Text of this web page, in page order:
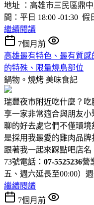
地址 ：高雄市三民區鼎
間：平日 18:00 -01:30 假
繼續閱讀
7個月前
高雄最有特色、最有質感
的特殊、限量燒鳥部位
鍋物。燒烤 美味食記
瑞豐夜市附近吃什麼？
享一家非常適合與朋友
聊的好去處它們不僅環
是採用我最愛的雞肉品
跟著我一起來踩點吧店名
73號電話： 07-5525236營
五、週六延長至00:00）
繼續閱讀
7個月前